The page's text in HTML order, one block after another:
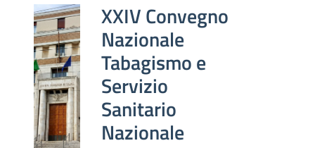
XXIV Convegno
Nazionale
Tabagismo e
Servizio
Sanitario
Nazionale